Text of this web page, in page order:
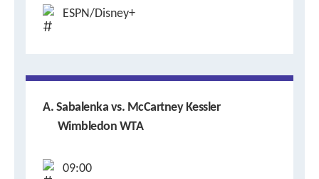
ESPN/Disney+
A. Sabalenka vs. McCartney Kessler
Wimbledon WTA
09:00